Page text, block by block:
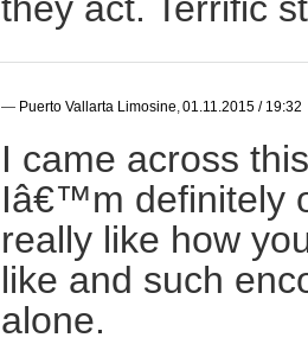
— Puerto Vallarta Limosine,01.11.2015 / 19:32
I came across
Iâ€™m definitely
really like how
like and such
alone.